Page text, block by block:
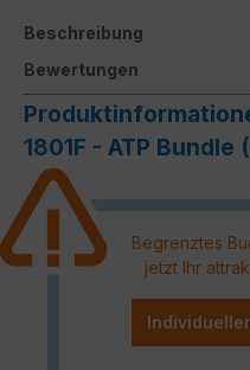
Beschreibung
Bewertungen
1801F - ATP
Begrenztes
jetzt Ihr